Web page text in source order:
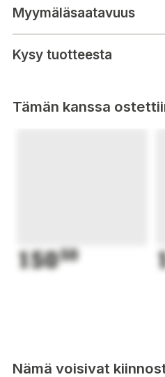
Myymäläsaatavuus
Kysy tuotteesta
Tämän kanssa
15050
Nämä voisivat